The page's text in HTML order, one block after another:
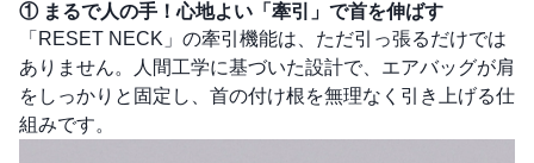
① まるで人の手！心地よい「牽引」で首を伸ばす
「RESET NECK」の牽引機能は、ただ引っ張るだけでは
ありません。人間工学に基づいた設計で、エアバッグが肩
をしっかりと固定し、首の付け根を無理なく引き上げる仕
組みです。